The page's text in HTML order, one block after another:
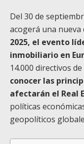
Del 30 de
acogerá una nueva
2025, el evento
inmobiliario en
14.000 directivos
conocer las
afectarán el Real
políticas
geopolíticos